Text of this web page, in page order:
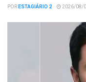
PORESTAGIÁRIO 2 2026/08/